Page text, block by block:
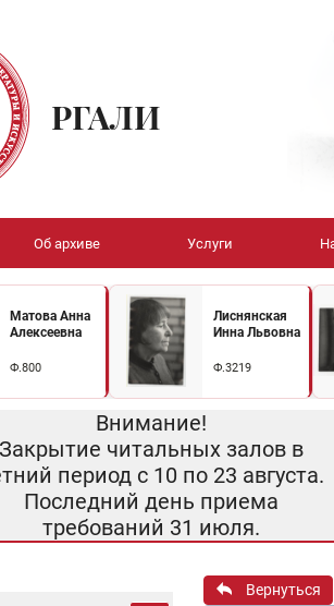
РГАЛИ
Об архиве Услуги
Матова Анна
Алексеевна
Ф.800
Лиснянская
Инна Львовна
Ф.3219
Внимание!
Закрытие читальных залов в
период с 10 по 23 августа.
Последний день приема
требований 31 июля.
Вернуться